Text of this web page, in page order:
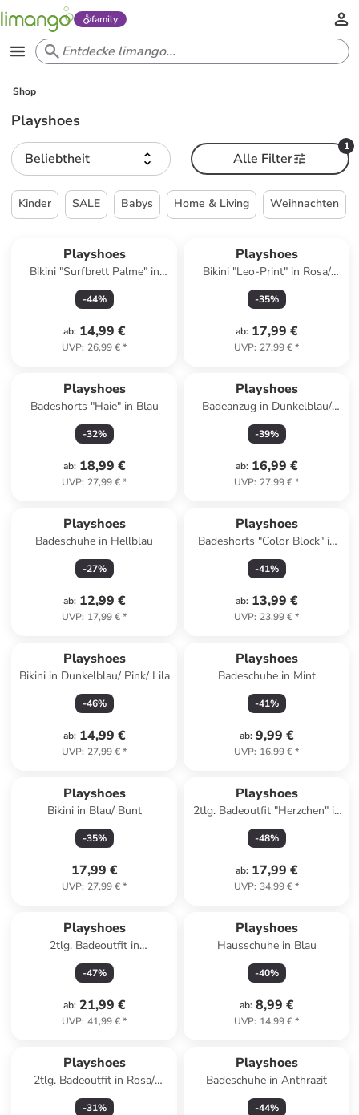
family
Shop
Playshoes
Beliebtheit
1
Alle Filter
Kinder SALE Babys Home & Living Weihnachten
Playshoes
Bikini "Surfbrett Palme" in
Orange
-44%
ab: 14,99 €
UVP: 26,99 €*
Playshoes
Bikini "Leo-Print" in Rosa/
Schwarz
-35%
ab: 17,99 €
UVP: 27,99 €*
Playshoes
Badeshorts "Haie" in Blau
-32%
ab: 18,99 €
UVP: 27,99 €*
Playshoes
Badeanzug in Dunkelblau/
Pink
-39%
ab: 16,99 €
UVP: 27,99 €*
Playshoes
Badeschuhe in Hellblau
-27%
ab: 12,99 €
UVP: 17,99 €*
Playshoes
Badeshorts "Color Block" in
Blau/ Orange/ Creme
-41%
ab: 13,99 €
UVP: 23,99 €*
Playshoes
Bikini in Dunkelblau/ Pink/ Lila
-46%
ab: 14,99 €
UVP: 27,99 €*
Playshoes
Badeschuhe in Mint
-41%
ab: 9,99 €
UVP: 16,99 €*
Playshoes
Bikini in Blau/ Bunt
-35%
17,99 €
UVP: 27,99 €*
Playshoes
2tlg. Badeoutfit "Herzchen" in
Dunkelblau
-48%
ab: 17,99 €
UVP: 34,99 €*
Playshoes
2tlg. Badeoutfit in
Dunkelblau/ Bunt
-47%
ab: 21,99 €
UVP: 41,99 €*
Playshoes
Hausschuhe in Blau
-40%
ab: 8,99 €
UVP: 14,99 €*
Playshoes
2tlg. Badeoutfit in Rosa/
Hellblau
-31%
Playshoes
Badeschuhe in Anthrazit
-44%